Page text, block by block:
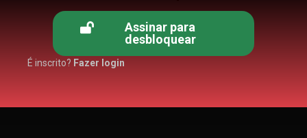
Assinar para
desbloquear
É inscrito? Fazer login